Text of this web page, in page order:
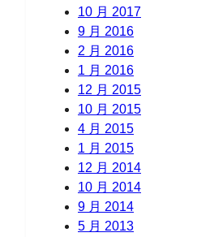
10 月 2017
9 月 2016
2 月 2016
1 月 2016
12 月 2015
10 月 2015
4 月 2015
1 月 2015
12 月 2014
10 月 2014
9 月 2014
5 月 2013